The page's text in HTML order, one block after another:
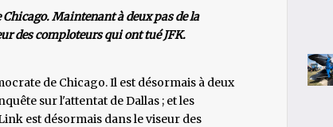
Maintenant à deux pas de la
des comploteurs qui ont tué JFK.
de Chicago. Il est désormais à deux
sur l'attentat de Dallas ; et les
est désormais dans le viseur des